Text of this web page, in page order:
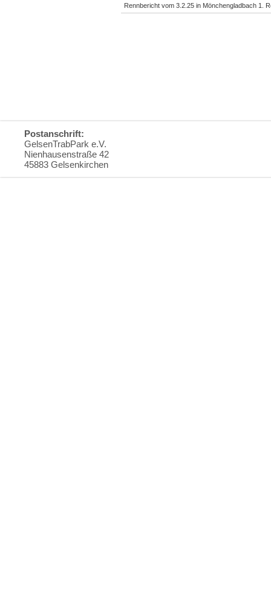
Rennbericht vom 3.2.25 in Mönchengladbach 1.
Postanschrift:
GelsenTrabPark e.V.
Nienhausenstraße 42
45883 Gelsenkirchen